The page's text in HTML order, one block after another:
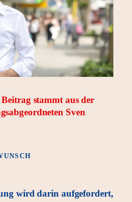
stammt aus der
Sven
wird darin aufgefordert,